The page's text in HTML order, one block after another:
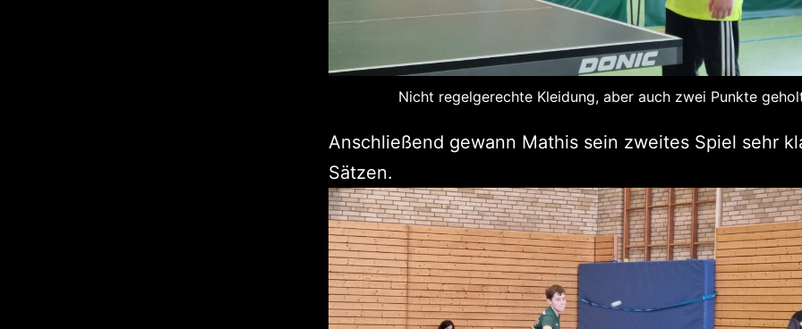
Nicht regelgerechte Kleidung, aber auch zwei Punkte
Anschließend gewann Mathis sein zweites Spiel sehr
Sätzen.